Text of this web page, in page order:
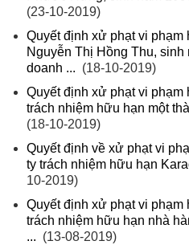
(23-10-2019)
Quyết định xử phạt vi phạm
Nguyễn Thị Hồng Thu, sinh
doanh ... (18-10-2019)
Quyết định xử phạt vi
trách nhiệm hữu hạn một
(18-10-2019)
Quyết định về xử phạt vi
ty trách nhiệm hữu hạn
10-2019)
Quyết định xử phạt vi
trách nhiệm hữu hạn nhà
... (13-08-2019)